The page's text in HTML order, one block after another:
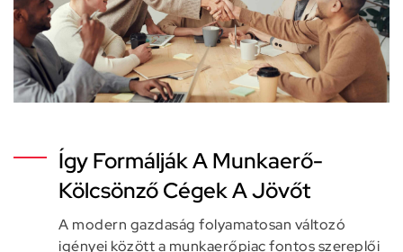
Így Formálják A Munkaerő-
Kölcsönző Cégek A Jövőt
A modern gazdaság folyamatosan változó
igényei között a munkaerőpiac fontos szereplői